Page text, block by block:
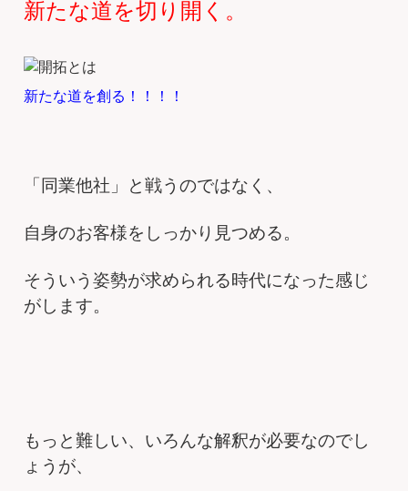
新たな道を切り開く。
新たな道を創る！！！！
「同業他社」と戦うのではなく、
自身のお客様をしっかり見つめる。
そういう姿勢が求められる時代になった感じ
がします。
もっと難しい、いろんな解釈が必要なのでし
ょうが、